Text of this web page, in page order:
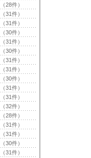
（28件）
（31件）
（31件）
（30件）
（31件）
（30件）
（31件）
（31件）
（30件）
（31件）
（31件）
（32件）
（28件）
（31件）
（31件）
（30件）
（31件）